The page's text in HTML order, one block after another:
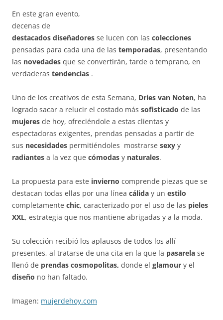
En este gran evento,
decenas de
destacados diseñadores se lucen con las colecciones
pensadas para cada una de las temporadas, presentando
las novedades que se convertirán, tarde o temprano, en
verdaderas tendencias .
Uno de los creativos de esta Semana, Dries van Noten, ha
logrado sacar a relucir el costado más sofisticado de las
mujeres de hoy, ofreciéndole a estas clientas y
espectadoras exigentes, prendas pensadas a partir de
sus necesidades permitiéndoles mostrarse sexy y
radiantes a la vez que cómodas y naturales.
La propuesta para este invierno comprende piezas que se
destacan todas ellas por una línea cálida y un estilo
completamente chic, caracterizado por el uso de las pieles
XXL, estrategia que nos mantiene abrigadas y a la moda.
Su colección recibió los aplausos de todos los allí
presentes, al tratarse de una cita en la que la pasarela se
llenó de prendas cosmopolitas, donde el glamour y el
diseño no han faltado.
Imagen: mujerdehoy.com